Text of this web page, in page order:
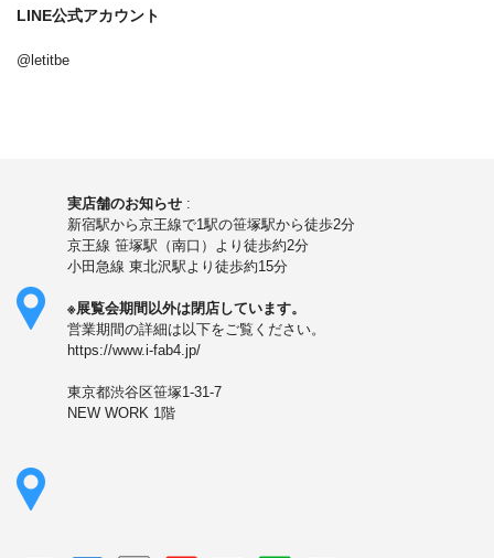
LINE公式アカウント
@letitbe
実店舗のお知らせ :
新宿駅から京王線で1駅の笹塚駅から徒歩2分
京王線 笹塚駅（南口）より徒歩約2分
小田急線 東北沢駅より徒歩約15分
※展覧会期間以外は閉店しています。
営業期間の詳細は以下をご覧ください。
https://www.i-fab4.jp/
東京都渋谷区笹塚1-31-7
NEW WORK 1階